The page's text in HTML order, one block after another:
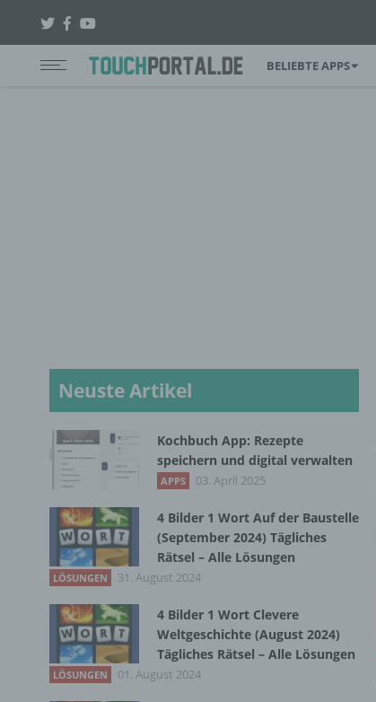
BELIEBTE APPS
Neuste Artikel
Kochbuch App: Rezepte
speichern und digital verwalten
APPS 03. April 2025
4 Bilder 1 Wort Auf der Baustelle
(September 2024) Tägliches
Rätsel – Alle Lösungen
LÖSUNGEN 31. August 2024
4 Bilder 1 Wort Clevere
Weltgeschichte (August 2024)
Tägliches Rätsel – Alle Lösungen
LÖSUNGEN 01. August 2024